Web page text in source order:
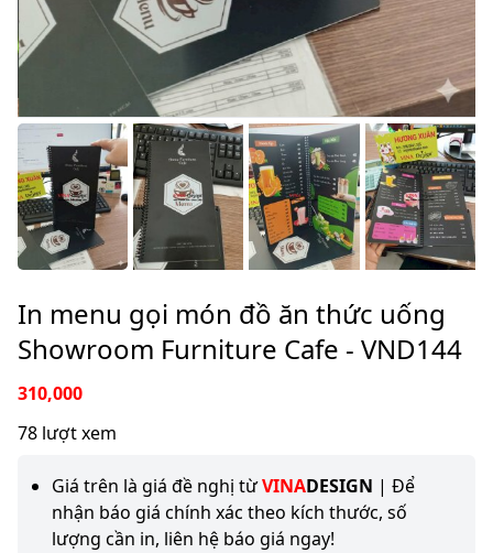
In menu gọi món đồ ăn thức uống
Showroom Furniture Cafe - VND144
310,000
78 lượt xem
Giá trên là giá đề nghị từVINADESIGN | Để
nhận báo giá chính xác theo kích thước, số
lượng cần in, liên hệ báo giá ngay!